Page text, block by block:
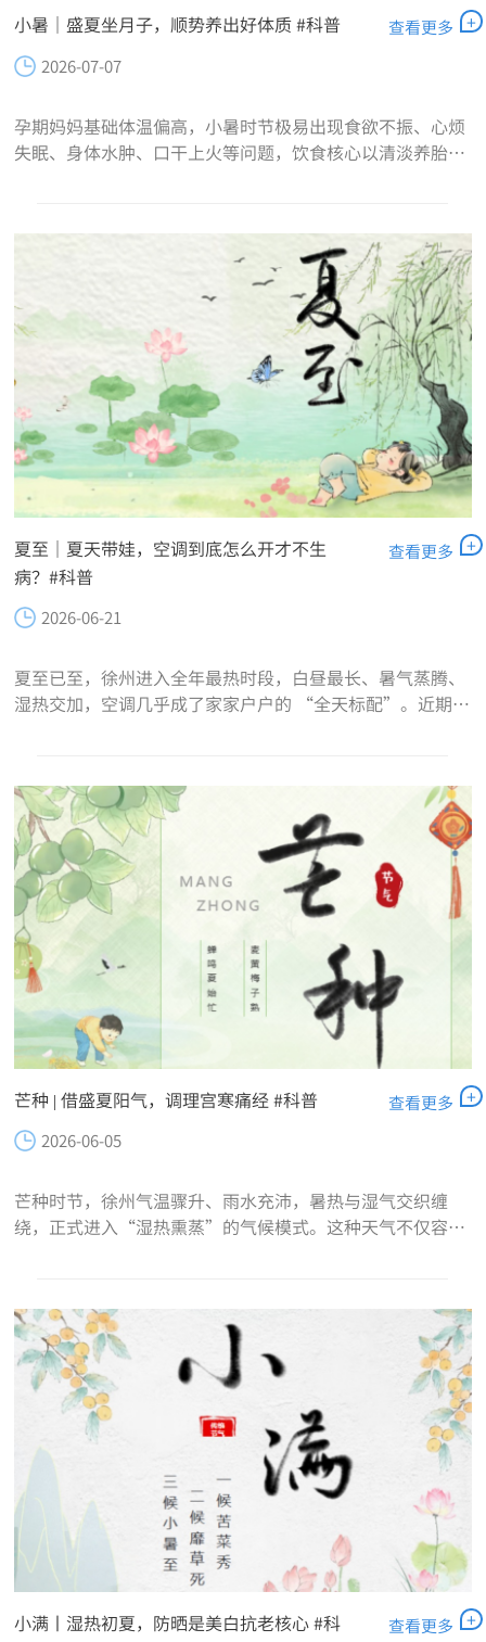
小暑｜盛夏坐月子，顺势养出好体质 #科普
2026-07-07
孕期妈妈基础体温偏高，小暑时节极易出现食欲不振、心烦
失眠、身体水肿、口干上火等问题，饮食核心以清淡养胎、
查看更多 +
夏至｜夏天带娃，空调到底怎么开才不生
病？#科普
2026-06-21
夏至已至，徐州进入全年最热时段，白昼最长、暑气蒸腾、
湿热交加，空调几乎成了家家户户的 “全天标配”。近期因
查看更多 +
芒种 | 借盛夏阳气，调理宫寒痛经 #科普
2026-06-05
芒种时节，徐州气温骤升、雨水充沛，暑热与湿气交织缠
绕，正式进入“湿热熏蒸”的气候模式。这种天气不仅容易
查看更多 +
小满丨湿热初夏，防晒是美白抗老核心 #科
查看更多 +